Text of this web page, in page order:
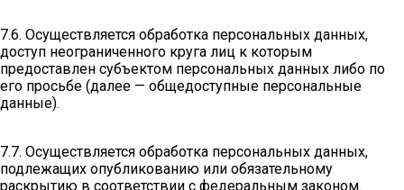
7.6. Осуществляется обработка персональных данных,
доступ неограниченного круга лиц к которым
предоставлен субъектом персональных данных либо по
его просьбе (далее — общедоступные персональные
данные).
7.7. Осуществляется обработка персональных данных,
подлежащих опубликованию или обязательному
раскрытию в соответствии с федеральным законом.